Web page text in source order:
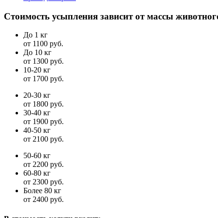
Стоимость усыпления зависит от массы
До 1 кг
от 1100 руб.
До 10 кг
от 1300 руб.
10-20 кг
от 1700 руб.
20-30 кг
от 1800 руб.
30-40 кг
от 1900 руб.
40-50 кг
от 2100 руб.
50-60 кг
от 2200 руб.
60-80 кг
от 2300 руб.
Более 80 кг
от 2400 руб.